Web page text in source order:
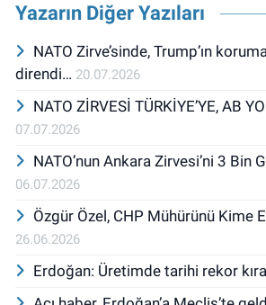
Yazarın Diğer Yazıları
NATO Zirve’sinde, Trump’ın
direndi… 20.07.2026
NATO ZİRVESİ TÜRKİYE’YE, AB
07.07.2026
NATO’nun Ankara Zirvesi’ni 3 Bin
06.07.2026
Özgür Özel, CHP Mühürünü Kime
26.06.2026
Erdoğan: Üretimde tarihi rekor